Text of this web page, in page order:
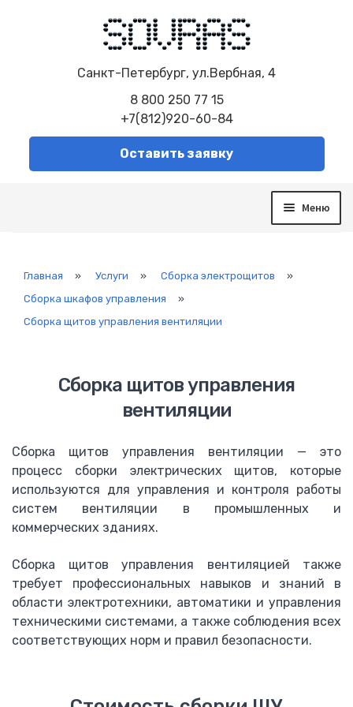
Санкт-Петербург, ул.Вербная, 4
8 800 250 77 15
+7(812)920-60-84
Оставить заявку
Меню
Сборка электрощитов
Автоматизированная система управления
Диспетчеризация
Программирование контроллеров
Электромонтажные работы
Каталог
Mitsubishi Electric
ПЛК Alpha
ПЛК FX
Панели оператора GOT
F-D740
FR-A740
F-F740
FR-F746
Автоматические выключатели F, AE
Преобразователь частоты F-A840
Главная » Услуги » Сборка электрощитов
»
Сборка шкафов управления
»
Сборка щитов управления вентиляции
Сборка щитов управления
вентиляции
Сборка щитов управления вентиляции — это
процесс сборки электрических щитов, которые
используются для управления и контроля работы
систем вентиляции в промышленных и
коммерческих зданиях.
Сборка щитов управления вентиляцией также
требует профессиональных навыков и знаний в
области электротехники, автоматики и управления
техническими системами, а также соблюдения всех
соответствующих норм и правил безопасности.